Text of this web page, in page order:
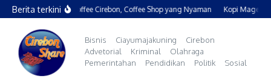
Lewati ke konten
Berita terkiniRum Coffee Cirebon, Coffee Shop yang Nyaman Kopi Mager
Bisnis Ciayumajakuning
Cirebon
Advetorial
Kriminal
Olahraga
Pemerintahan
Pendidikan Politik Sosial